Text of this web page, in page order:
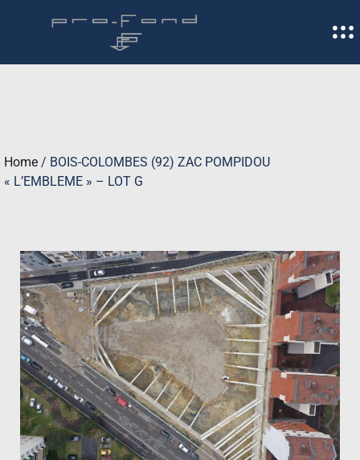
Home / BOIS-COLOMBES (92) ZAC POMPIDOU
« L’EMBLEME » – LOT G